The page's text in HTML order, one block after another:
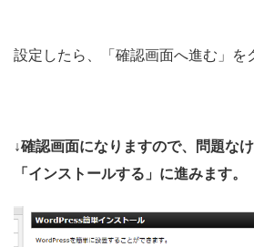
設定したら、「確認画面へ進む」を
↓確認画面になりますので、問題な
「インストールする」に進みます。